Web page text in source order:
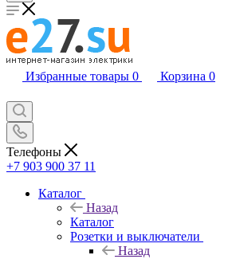
Избранные товары 0 Корзина 0
Телефоны
+7 903 900 37 11
Каталог
Назад
Каталог
Розетки и выключатели
Назад